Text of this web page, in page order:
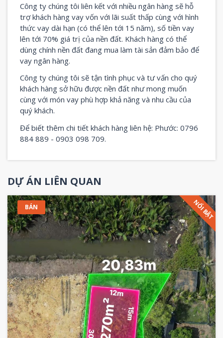
Công ty chúng tôi liên kết với nhiều ngân hàng sẽ hỗ
trợ khách hàng vay vốn với lãi suất thấp cùng với hình
thức vay dài hạn (có thể lên tới 15 năm), số tiền vay
lên tới 70% giá trị của nền đất. Khách hàng có thể
dùng chính nền đất đang mua làm tài sản đảm bảo để
vay ngân hàng.
Công ty chúng tôi sẽ tận tình phục và tư vấn cho quý
khách hàng sở hữu được nền đất như mong muốn
cùng với món vay phù hợp khả năng và nhu cầu của
quý khách.
Để biết thêm chi tiết khách hàng liên hệ: Phước: 0796
884 889 - 0903 098 709.
DỰ ÁN LIÊN QUAN
BÁN NỔI BẬT